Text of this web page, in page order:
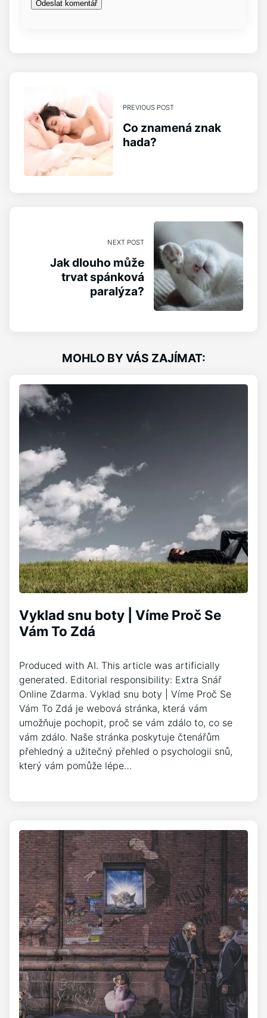
PREVIOUS POST
Co znamená znak
hada?
NEXT POST
Jak dlouho může
trvat spánková
paralýza?
MOHLO BY VÁS ZAJÍMAT:
Vyklad snu boty | Víme Proč Se
Vám To Zdá
Produced with AI. This article was artificially
generated. Editorial responsibility: Extra Snář
Online Zdarma. Vyklad snu boty | Víme Proč Se
Vám To Zdá je webová stránka, která vám
umožňuje pochopit, proč se vám zdálo to, co se
vám zdálo. Naše stránka poskytuje čtenářům
přehledný a užitečný přehled o psychologii snů,
který vám pomůže lépe…